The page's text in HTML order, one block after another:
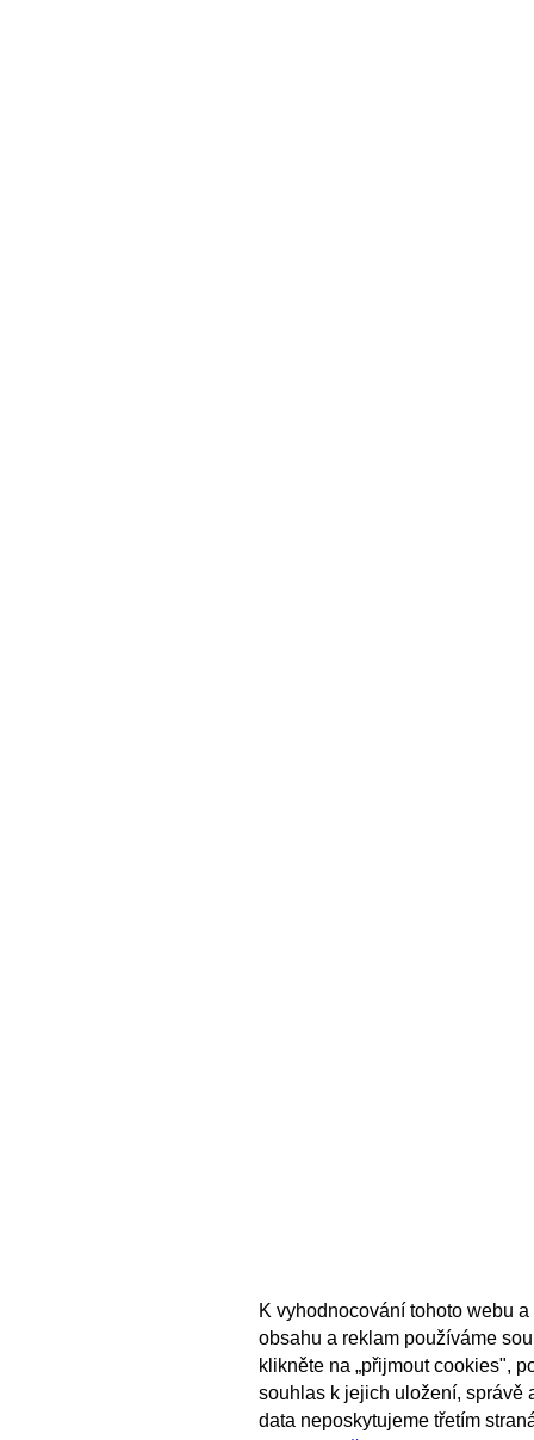
K vyhodnocování tohoto webu
obsahu a reklam používáme
klikněte na „přijmout cookies",
souhlas k jejich uložení, správě
data neposkytujeme třetím